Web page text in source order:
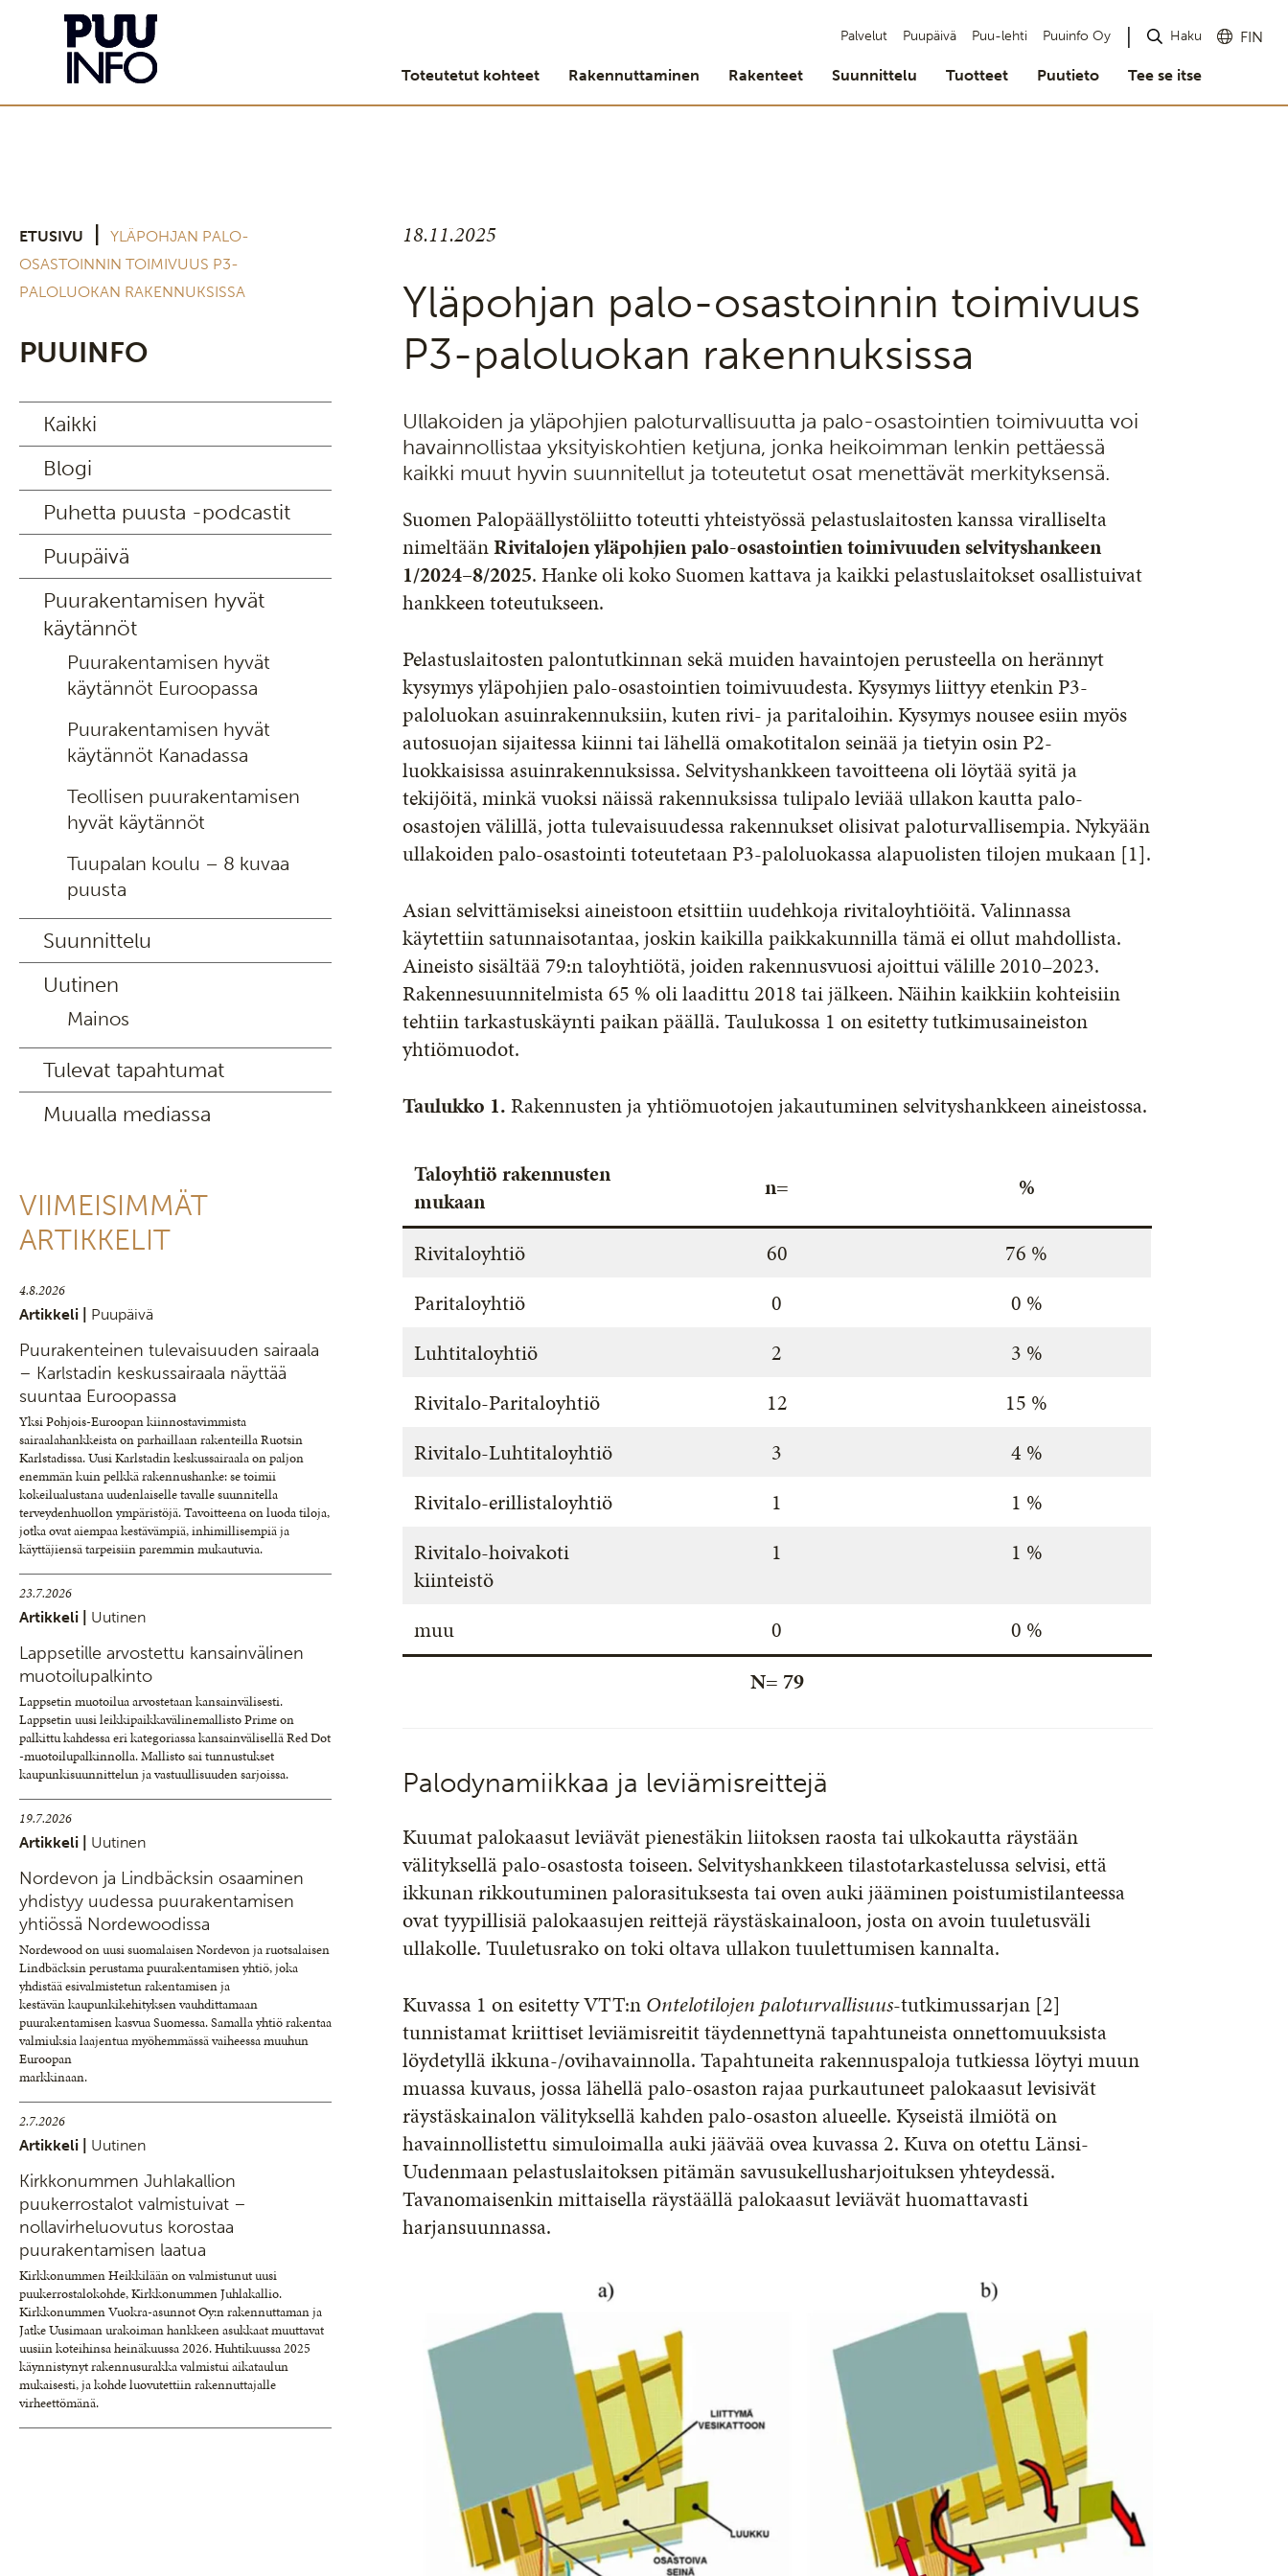
Palvelut Puupäivä Puu-lehti Puuinfo Oy Haku FIN
Toteutetut kohteet Rakennuttaminen Rakenteet Suunnittelu Tuotteet Puutieto Tee se itse
ETUSIVU
YLÄPOHJAN PALO-
OSASTOINNIN TOIMIVUUS P3-
PALOLUOKAN RAKENNUKSISSA
PUUINFO
Kaikki
Blogi
Puhetta puusta -podcastit
Puupäivä
Puurakentamisen hyvät
käytännöt
Puurakentamisen hyvät
käytännöt Euroopassa
Puurakentamisen hyvät
käytännöt Kanadassa
Teollisen puurakentamisen
hyvät käytännöt
Tuupalan koulu – 8 kuvaa
puusta
Suunnittelu
Uutinen
Mainos
Tulevat tapahtumat
Muualla mediassa
VIIMEISIMMÄT
ARTIKKELIT
4.8.2026
Artikkeli | Puupäivä
Puurakenteinen tulevaisuuden sairaala
– Karlstadin keskussairaala näyttää
suuntaa Euroopassa
Yksi Pohjois-Euroopan kiinnostavimmista
sairaalahankkeista on parhaillaan rakenteilla Ruotsin
Karlstadissa. Uusi Karlstadin keskussairaala on paljon
enemmän kuin pelkkä rakennushanke: se toimii
kokeilualustana uudenlaiselle tavalle suunnitella
terveydenhuollon ympäristöjä. Tavoitteena on luoda tiloja,
jotka ovat aiempaa kestävämpiä, inhimillisempiä ja
käyttäjiensä tarpeisiin paremmin mukautuvia.
23.7.2026
Artikkeli | Uutinen
Lappsetille arvostettu kansainvälinen
muotoilupalkinto
Lappsetin muotoilua arvostetaan kansainvälisesti.
Lappsetin uusi leikkipaikkavälinemallisto Prime on
palkittu kahdessa eri kategoriassa kansainvälisellä Red Dot
-muotoilupalkinnolla. Mallisto sai tunnustukset
kaupunkisuunnittelun ja vastuullisuuden sarjoissa.
19.7.2026
Artikkeli | Uutinen
Nordevon ja Lindbäcksin osaaminen
yhdistyy uudessa puurakentamisen
yhtiössä Nordewoodissa
Nordewood on uusi suomalaisen Nordevon ja ruotsalaisen
Lindbäcksin perustama puurakentamisen yhtiö, joka
yhdistää esivalmistetun rakentamisen ja
kestävän kaupunkikehityksen vauhdittamaan
puurakentamisen kasvua Suomessa. Samalla yhtiö rakentaa
valmiuksia laajentua myöhemmässä vaiheessa muuhun
Euroopan
markkinaan.
2.7.2026
Artikkeli | Uutinen
Kirkkonummen Juhlakallion
puukerrostalot valmistuivat –
nollavirheluovutus korostaa
puurakentamisen laatua
Kirkkonummen Heikkilään on valmistunut uusi
puukerrostalokohde, Kirkkonummen Juhlakallio.
Kirkkonummen Vuokra-asunnot Oy:n rakennuttaman ja
Jatke Uusimaan urakoiman hankkeen asukkaat muuttavat
uusiin koteihinsa heinäkuussa 2026. Huhtikuussa 2025
käynnistynyt rakennusurakka valmistui aikataulun
mukaisesti, ja kohde luovutettiin rakennuttajalle
virheettömänä.
18.11.2025
Yläpohjan palo-osastoinnin toimivuus
P3-paloluokan rakennuksissa
Ullakoiden ja yläpohjien paloturvallisuutta ja palo-osastointien toimivuutta voi
havainnollistaa yksityiskohtien ketjuna, jonka heikoimman lenkin pettäessä
kaikki muut hyvin suunnitellut ja toteutetut osat menettävät merkityksensä.
Suomen Palopäällystöliitto toteutti yhteistyössä pelastuslaitosten kanssa viralliselta
nimeltäänRivitalojen yläpohjien palo-osastointien toimivuuden selvityshankeen
1/2024–8/2025. Hanke oli koko Suomen kattava ja kaikki pelastuslaitokset osallistuivat
hankkeen toteutukseen.
Pelastuslaitosten palontutkinnan sekä muiden havaintojen perusteella on herännyt
kysymys yläpohjien palo-osastointien toimivuudesta. Kysymys liittyy etenkin P3-
paloluokan asuinrakennuksiin, kuten rivi- ja paritaloihin. Kysymys nousee esiin myös
autosuojan sijaitessa kiinni tai lähellä omakotitalon seinää ja tietyin osin P2-
luokkaisissa asuinrakennuksissa. Selvityshankkeen tavoitteena oli löytää syitä ja
tekijöitä, minkä vuoksi näissä rakennuksissa tulipalo leviää ullakon kautta palo-
osastojen välillä, jotta tulevaisuudessa rakennukset olisivat paloturvallisempia. Nykyään
ullakoiden palo-osastointi toteutetaan P3-paloluokassa alapuolisten tilojen mukaan [1].
Asian selvittämiseksi aineistoon etsittiin uudehkoja rivitaloyhtiöitä. Valinnassa
käytettiin satunnaisotantaa, joskin kaikilla paikkakunnilla tämä ei ollut mahdollista.
Aineisto sisältää 79:n taloyhtiötä, joiden rakennusvuosi ajoittui välille 2010–2023.
Rakennesuunnitelmista 65 % oli laadittu 2018 tai jälkeen. Näihin kaikkiin kohteisiin
tehtiin tarkastuskäynti paikan päällä. Taulukossa 1 on esitetty tutkimusaineiston
yhtiömuodot.
Taulukko 1.Rakennusten ja yhtiömuotojen jakautuminen selvityshankkeen aineistossa.
Taloyhtiö rakennusten
mukaan
n= %
Rivitaloyhtiö 60
76 %
Paritaloyhtiö
0
0 %
Luhtitaloyhtiö
2
3 %
Rivitalo-Paritaloyhtiö
12
15 %
Rivitalo-Luhtitaloyhtiö
3
4 %
Rivitalo-erillistaloyhtiö
1
1 %
Rivitalo-hoivakoti
kiinteistö
1 1 %
muu 0
0 %
N= 79
Palodynamiikkaa ja leviämisreittejä
Kuumat palokaasut leviävät pienestäkin liitoksen raosta tai ulkokautta räystään
välityksellä palo-osastosta toiseen. Selvityshankkeen tilastotarkastelussa selvisi, että
ikkunan rikkoutuminen palorasituksesta tai oven auki jääminen poistumistilanteessa
ovat tyypillisiä palokaasujen reittejä räystäskainaloon, josta on avoin tuuletusväli
ullakolle. Tuuletusrako on toki oltava ullakon tuulettumisen kannalta.
Kuvassa 1 on esitetty VTT:nOntelotilojen paloturvallisuus-tutkimussarjan [2]
tunnistamat kriittiset leviämisreitit täydennettynä tapahtuneista onnettomuuksista
löydetyllä ikkuna-/ovihavainnolla. Tapahtuneita rakennuspaloja tutkiessa löytyi muun
muassa kuvaus, jossa lähellä palo-osaston rajaa purkautuneet palokaasut levisivät
räystäskainalon välityksellä kahden palo-osaston alueelle. Kyseistä ilmiötä on
havainnollistettu simuloimalla auki jäävää ovea kuvassa 2. Kuva on otettu Länsi-
Uudenmaan pelastuslaitoksen pitämän savusukellusharjoituksen yhteydessä.
Tavanomaisenkin mittaisella räystäällä palokaasut leviävät huomattavasti
harjansuunnassa.